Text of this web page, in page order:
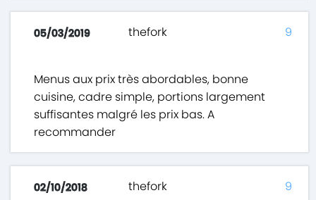
05/03/2019 thefork
Menus aux prix très abordables, bonne
cuisine, cadre simple, portions largement
suffisantes malgré les prix bas. A
recommander
9
02/10/2018 thefork 9